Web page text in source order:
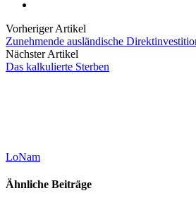
Vorheriger Artikel
Zunehmende ausländische
Nächster Artikel
Das kalkulierte Sterben
LoNam
Ähnliche Beiträge